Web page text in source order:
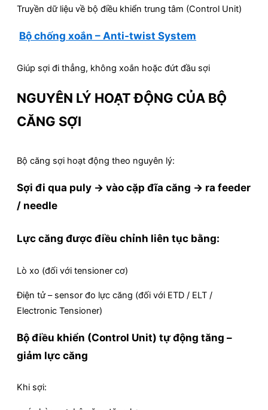
Truyền dữ liệu về bộ điều khiển trung tâm (Control Unit)
Bộ chống xoắn – Anti-twist System
Giúp sợi đi thẳng, không xoắn hoặc đứt đầu sợi
NGUYÊN LÝ HOẠT ĐỘNG CỦA BỘ
CĂNG SỢI
Bộ căng sợi hoạt động theo nguyên lý:
Sợi đi qua puly → vào cặp đĩa căng → ra feeder
/ needle
Lực căng được điều chỉnh liên tục bằng:
Lò xo (đối với tensioner cơ)
Điện tử – sensor đo lực căng (đối với ETD / ELT /
Electronic Tensioner)
Bộ điều khiển (Control Unit) tự động tăng –
giảm lực căng
Khi sợi: